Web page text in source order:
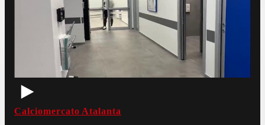
Calciomercato Atalanta